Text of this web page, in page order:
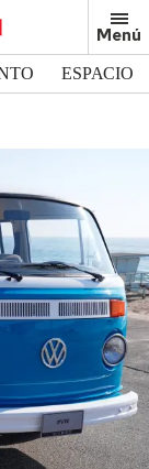
Menú
ESPACIO